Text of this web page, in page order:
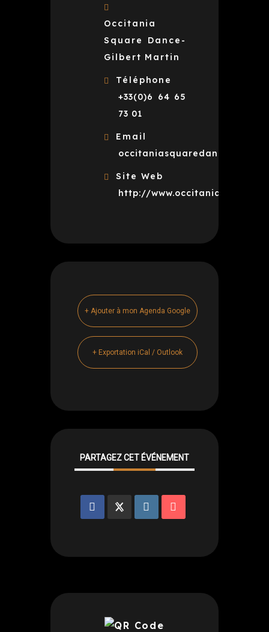
Occitania
Square Dance-
Gilbert Martin
Téléphone
+33(0)6 64 65
73 01
Email
Site Web
http://
+ Ajouter à mon Agenda Google
+ Exportation iCal / Outlook
PARTAGEZ CET ÉVÉNEMENT